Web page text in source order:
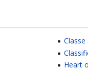
Classe
Heart